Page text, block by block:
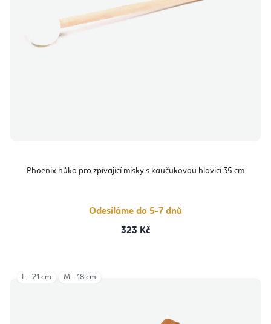
Phoenix hůka pro zpívající misky s kaučukovou hlavicí 35 cm
Odesíláme do 5-7 dnů
323 Kč
L - 21 cm M - 18 cm